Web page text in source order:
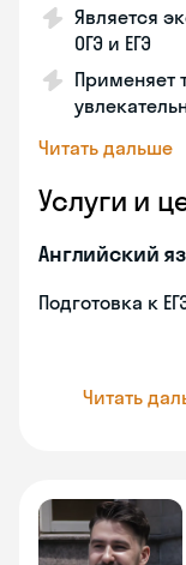
Является
ОГЭ и ЕГЭ
Применяет
Читать дальше
Услуги и
Английский
Подготовка к
Читать